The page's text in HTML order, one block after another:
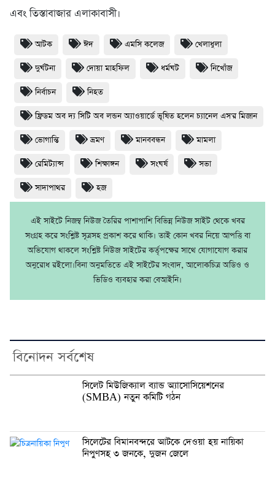
এবং তিস্তাবাজার এলাকাবাসী।
আটক ঈদ এমসি কলেজ খেলাধুলা
দুর্ঘটনা দোয়া মাহফিল ধর্মঘট নিখোঁজ
নির্বাচন নিহত
ফ্রিডম অব দ্য সিটি অব লন্ডন অ্যাওয়ার্ডে ভূষিত হলেন চ্যানেল এস'র মিজান
ভোগান্তি ভ্রমণ মানববন্ধন মামলা
রেমিট্যান্স শিক্ষাঙ্গন সংঘর্ষ সভা
সাদাপাথর হজ
এই সাইটে নিজম্ব নিউজ তৈরির পাশাপাশি বিভিন্ন নিউজ সাইট থেকে খবর
সংগ্রহ করে সংশ্লিষ্ট সূত্রসহ প্রকাশ করে থাকি। তাই কোন খবর নিয়ে আপত্তি বা
অভিযোগ থাকলে সংশ্লিষ্ট নিউজ সাইটের কর্তৃপক্ষের সাথে যোগাযোগ করার
অনুরোধ রইলো।বিনা অনুমতিতে এই সাইটের সংবাদ, আলোকচিত্র অডিও ও
ভিডিও ব্যবহার করা বেআইনি।
বিনোদন সর্বশেষ
সিলেট মিউজিক্যাল ব্যান্ড অ্যাসোসিয়েশনের
(SMBA) নতুন কমিটি গঠন
সিলেটের বিমানবন্দরে আটকে দেওয়া হয় নায়িকা
নিপুণসহ ৩ জনকে, দুজন জেলে